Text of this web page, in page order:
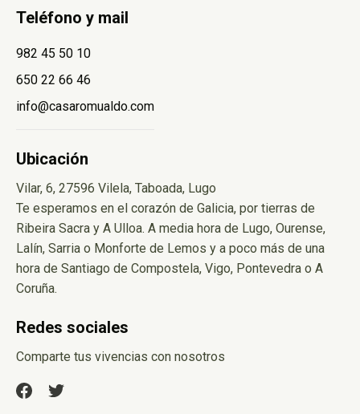
Teléfono y mail
982 45 50 10
650 22 66 46
info@casaromualdo.com
Ubicación
Vilar, 6, 27596 Vilela, Taboada, Lugo
Te esperamos en el corazón de Galicia, por tierras de
Ribeira Sacra y A Ulloa. A media hora de Lugo, Ourense,
Lalín, Sarria o Monforte de Lemos y a poco más de una
hora de Santiago de Compostela, Vigo, Pontevedra o A
Coruña.
Redes sociales
Comparte tus vivencias con nosotros